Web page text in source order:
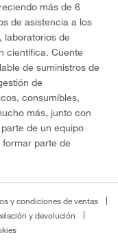
más de 6
de asistencia a los
laboratorios de
científica. Cuente
de suministros de
de
consumibles,
más, junto con
de un equipo
parte de
y condiciones de ventas
y devolución